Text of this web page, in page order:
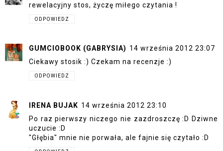
rewelacyjny stos, życzę miłego czytania !
ODPOWIEDZ
GUMCIOBOOK (GABRYSIA) 14 września 2012 23:07
Ciekawy stosik :) Czekam na recenzje :)
ODPOWIEDZ
IRENA BUJAK 14 września 2012 23:10
Po raz pierwszy niczego nie zazdroszczę :D Dziwne
uczucie :D
"Głębia" mnie nie porwała, ale fajnie się czytało :D